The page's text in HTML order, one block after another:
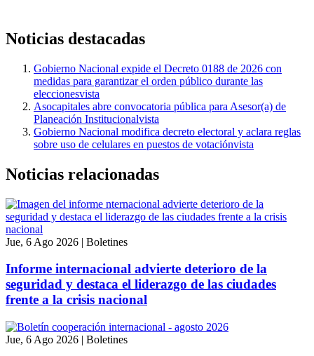
Noticias destacadas
Gobierno Nacional expide el Decreto 0188 de 2026 con
medidas para garantizar el orden público durante las
eleccionesvista
Asocapitales abre convocatoria pública para Asesor(a) de
Planeación Institucionalvista
Gobierno Nacional modifica decreto electoral y aclara reglas
sobre uso de celulares en puestos de votaciónvista
Noticias relacionadas
Jue, 6 Ago 2026 | Boletines
Informe internacional advierte deterioro de la
seguridad y destaca el liderazgo de las ciudades
frente a la crisis nacional
Jue, 6 Ago 2026 | Boletines